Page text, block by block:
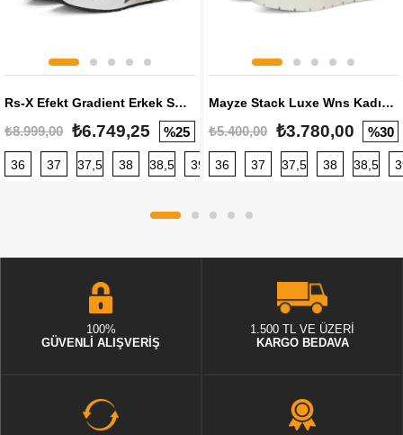
Rs-X Efekt Gradient Erkek Sneaker
₺8.999,00 ₺6.749,25 %25
36 37 37,5 38 38,5 39 40 40,5 41 42 42,5
Mayze Stack Luxe Wns Kadın Sneaker
₺5.400,00 ₺3.780,00 %30
36 37 37,5 38 38,5
100%
GÜVENLİ ALIŞVERİŞ
1.500 TL VE ÜZERİ
KARGO BEDAVA